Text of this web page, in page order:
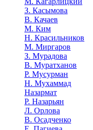
З. Касымова
В. Качаев
М. Ким
Н. Красильников
М. Миргаров
З. Мурадова
В. Муратханов
Р. Мусурман
Н. Мухаммад
Назармат
Р. Назарьян
Л. Орлова
В. Осадченко